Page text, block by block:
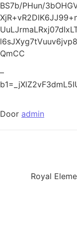
BS7b/PHun/
QmCC
–
Door admin
Royal